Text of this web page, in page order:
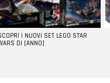
I NUOVI SET LEGO STAR
DI [ANNO]